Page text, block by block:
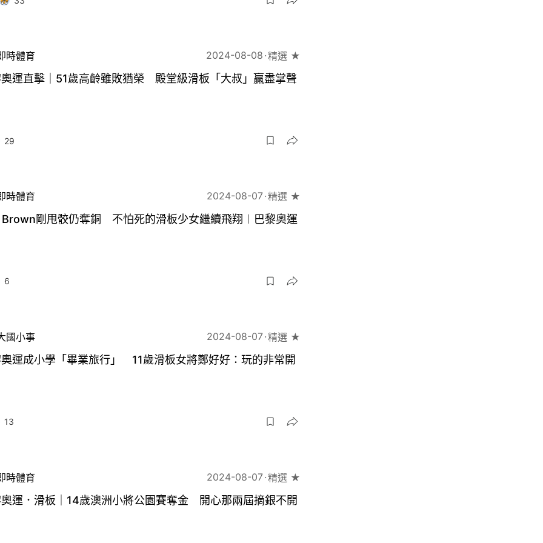
時體育 2024-08-08 精選 ★
運直擊｜51歲高齡雖敗猶榮 殿堂級滑板「大叔」贏盡掌聲
29
時體育 2024-08-07 精選 ★
剛甩骹仍奪銅 不怕死的滑板少女繼續飛翔︱巴黎奧運
6
國小事 2024-08-07 精選 ★
運成小學「畢業旅行」 11歲滑板女將鄭好好：玩的非常開
13
時體育 2024-08-07 精選 ★
運．滑板｜14歲澳洲小將公園賽奪金 開心那兩屆摘銀不開